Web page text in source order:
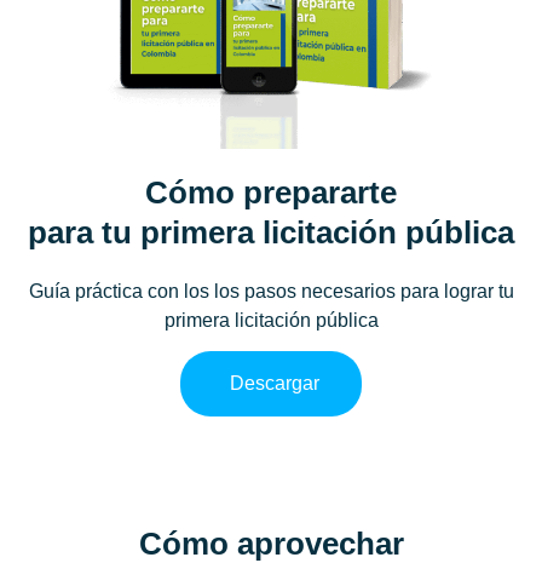
Cómo prepararte
para tu primera licitación pública
Guía práctica con los los pasos necesarios para lograr tu
primera licitación pública
Descargar
Cómo aprovechar